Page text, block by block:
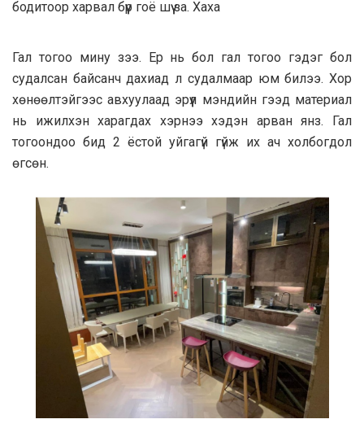
бодитоор харвал бүүр гоё шүү за. Хаха
Гал тогоо мину зээ. Ер нь бол гал тогоо гэдэг бол
судалсан байсанч дахиад л судалмаар юм билээ. Хор
хөнөөлтэйгээс авхуулаад эрүүл мэндийн гээд материал
нь ижилхэн харагдах хэрнээ хэдэн арван янз. Гал
тогоондоо бид 2 ёстой уйгагүй гүйж их ач холбогдол
өгсөн.